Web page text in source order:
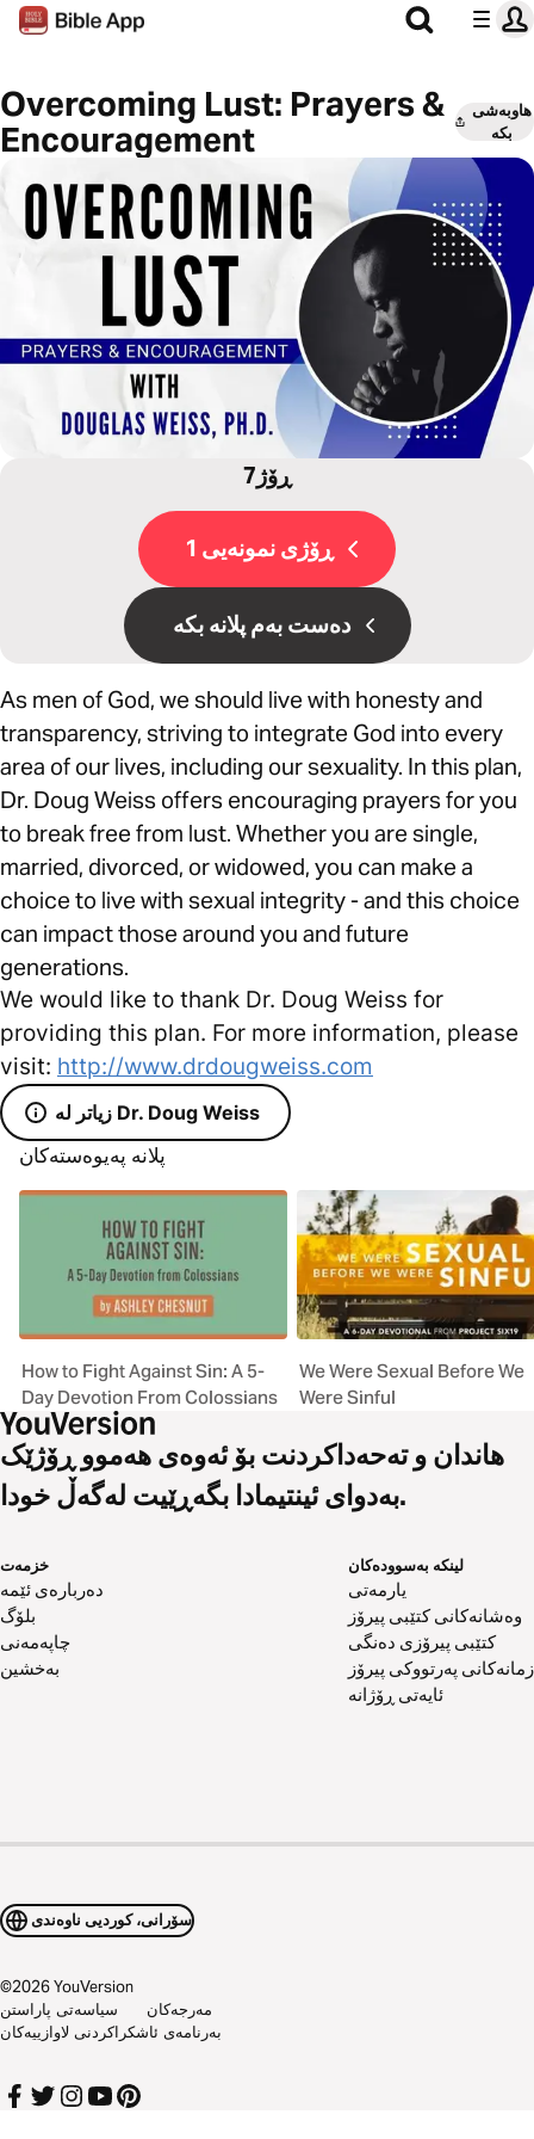
Overcoming Lust: Prayers &
Encouragement
هاوبەشی
بکە
7ڕۆژ
ڕۆژی نمونەیی 1
دەست بەم پلانە بکە
As men of God, we should live with honesty and
transparency, striving to integrate God into every
area of our lives, including our sexuality. In this plan,
Dr. Doug Weiss offers encouraging prayers for you
to break free from lust. Whether you are single,
married, divorced, or widowed, you can make a
choice to live with sexual integrity - and this choice
can impact those around you and future
generations.
We would like to thank Dr. Doug Weiss for
providing this plan. For more information, please
visit: http://www.drdougweiss.com
زیاتر لە Dr. Doug Weiss
پلانە پەیوەستەکان
How to Fight Against Sin: A 5-
Day Devotion From Colossians
We Were Sexual Before We
Were Sinful
هاندان و تەحەداکردنت بۆ ئەوەی هەموو ڕۆژێک
بەدوای ئینتیمادا بگەڕێیت لەگەڵ خودا.
خزمەت
دەربارەی ئێمە
بلۆگ
چاپەمەنی
بەخشین
لینکە بەسوودەکان
یارمەتی
وەشانەکانی کتێبی پیرۆز
کتێبی پیرۆزی دەنگی
زمانەکانی پەرتووکی پیرۆز
ئایەتی ڕۆژانە
سۆرانی، کوردیی ناوەندی
©2026YouVersion
سیاسەتی پاراستن
مەرجەکان
بەرنامەی ئاشکراکردنی لاوازییەکان